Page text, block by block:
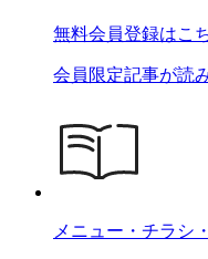
無料会員登録はこ
会員限定記事が読
メニュー・チラシ